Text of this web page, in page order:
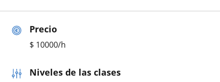
Precio
$ 10000/h
Niveles de las clases